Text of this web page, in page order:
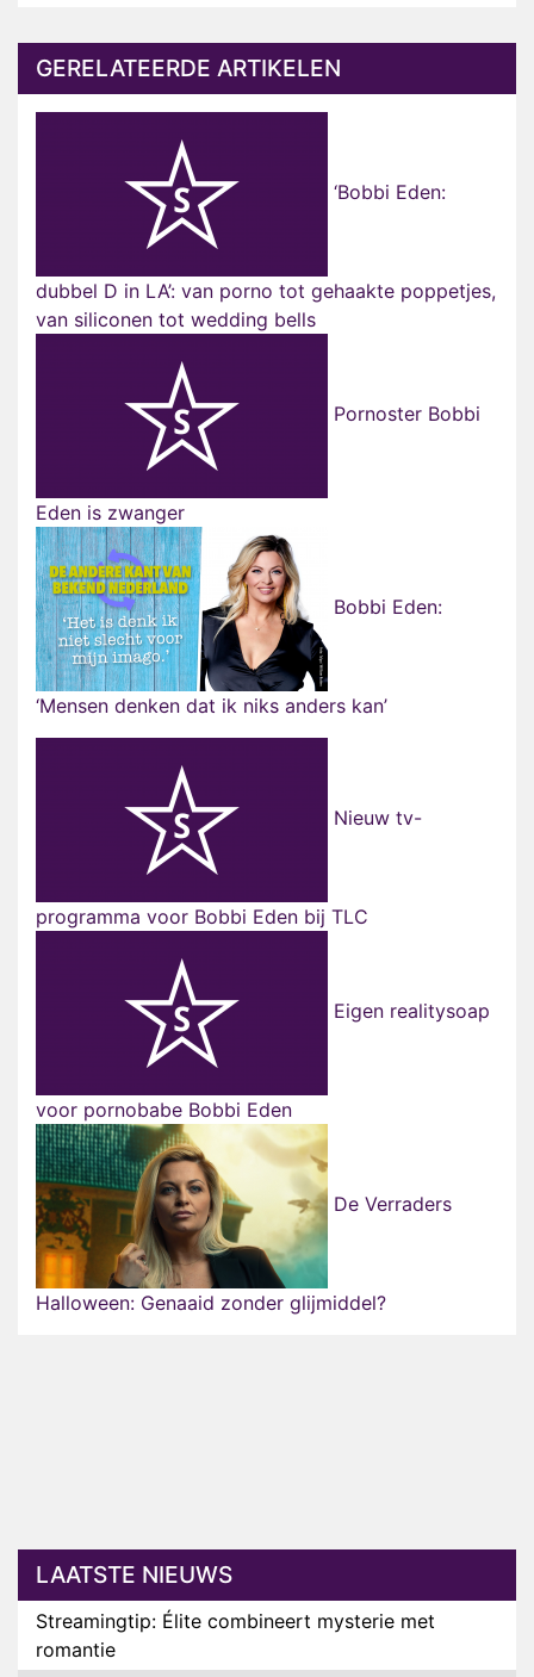
GERELATEERDE ARTIKELEN
‘Bobbi Eden:
dubbel D in LA’: van porno tot gehaakte poppetjes,
van siliconen tot wedding bells
Pornoster Bobbi
Eden is zwanger
Bobbi Eden:
‘Mensen denken dat ik niks anders kan’
Nieuw tv-
programma voor Bobbi Eden bij TLC
Eigen realitysoap
voor pornobabe Bobbi Eden
De Verraders
Halloween: Genaaid zonder glijmiddel?
LAATSTE NIEUWS
Streamingtip: Élite combineert mysterie met
romantie